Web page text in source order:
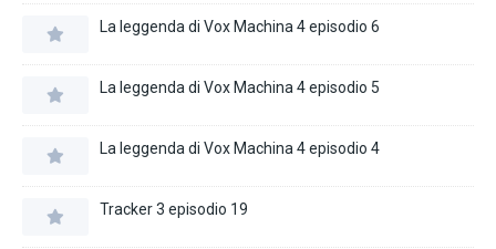
La leggenda di Vox Machina 4 episodio 6
La leggenda di Vox Machina 4 episodio 5
La leggenda di Vox Machina 4 episodio 4
Tracker 3 episodio 19